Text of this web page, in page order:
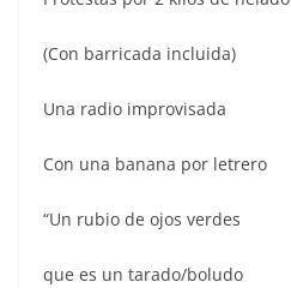
(Con barricada incluida)
Una radio improvisada
Con una banana por letrero
“Un rubio de ojos verdes
que es un tarado/boludo